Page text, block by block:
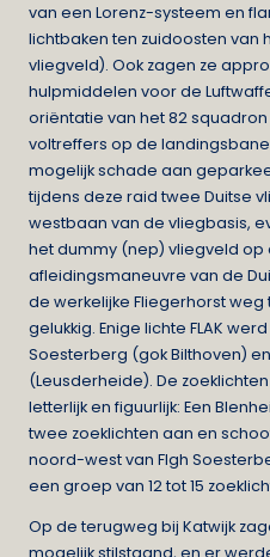
van een Lorenz-systeem en
lichtbaken ten zuidoosten van
vliegveld). Ook zagen ze
hulpmiddelen voor de
oriëntatie van het 82
voltreffers op de
mogelijk schade aan
tijdens deze raid twee Duitse
westbaan van de vliegbasis,
het dummy (nep) vliegveld op
afleidingsmaneuvre van de
de werkelijke Fliegerhorst weg
gelukkig. Enige lichte FLAK
Soesterberg (gok Bilthoven)
(Leusderheide). De
letterlijk en figuurlijk: Een
twee zoeklichten aan en
noord-west van Flgh
een groep van 12 tot 15
Op de terugweg bij Katwijk
mogelijk stilstaand, en er